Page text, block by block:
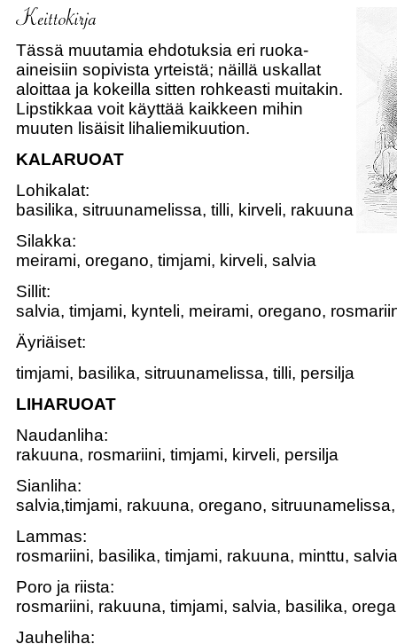
Tässä muutamia ehdotuksia eri ruoka-
aineisiin sopivista yrteistä; näillä uskallat
aloittaa ja kokeilla sitten rohkeasti muitakin.
Lipstikkaa voit käyttää kaikkeen mihin
muuten lisäisit lihaliemikuution.
KALARUOAT
Lohikalat:
basilika, sitruunamelissa, tilli, kirveli, rakuuna
Silakka:
meirami, oregano, timjami, kirveli, salvia
Sillit:
salvia, timjami, kynteli, meirami, oregano,
Äyriäiset:
timjami, basilika, sitruunamelissa, tilli, persilja
LIHARUOAT
Naudanliha:
rakuuna, rosmariini, timjami, kirveli, persilja
Sianliha:
salvia,timjami, rakuuna, oregano,
Lammas:
rosmariini, basilika, timjami, rakuuna, minttu, salvia
Poro ja riista:
rosmariini, rakuuna, timjami, salvia, basilika,
Jauheliha: